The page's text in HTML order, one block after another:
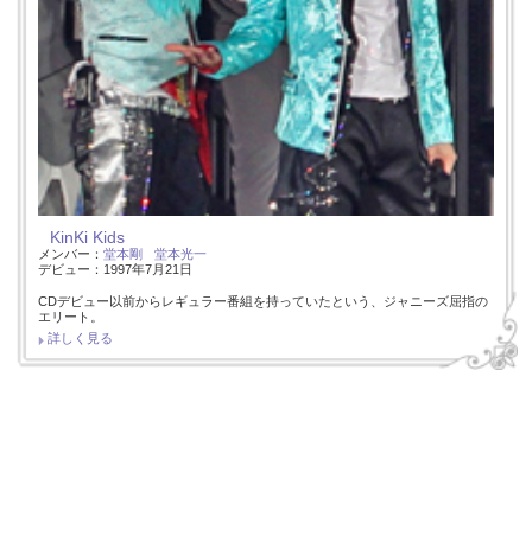
KinKi Kids
メンバー： 堂本剛
堂本光一
デビュー：1997年7月21日
CDデビュー以前からレギュラー番組を持っていたという、ジャニーズ屈指の
エリート。
詳しく見る